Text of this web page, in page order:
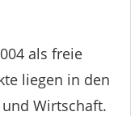
als freie
liegen in den
Wirtschaft.